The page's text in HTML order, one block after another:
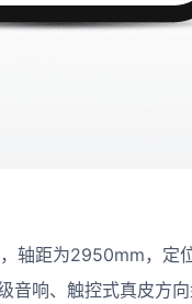
轴距为2950mm，定
响、触控式真皮方向